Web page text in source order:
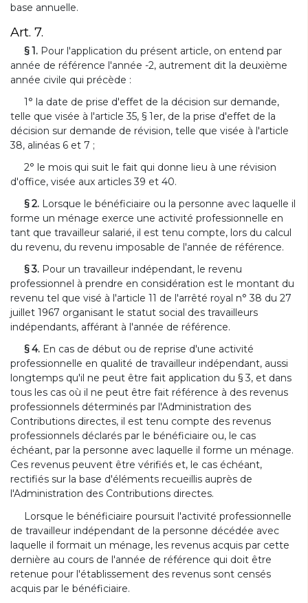
base annuelle.
Art. 7.
§ 1. Pour l'application du présent article, on entend par
année de référence l'année -2, autrement dit la deuxième
année civile qui précède :
1° la date de prise d'effet de la décision sur demande,
telle que visée à l'article 35, § 1er, de la prise d'effet de la
décision sur demande de révision, telle que visée à l'article
38, alinéas 6 et 7 ;
2° le mois qui suit le fait qui donne lieu à une révision
d'office, visée aux articles 39 et 40.
§ 2. Lorsque le bénéficiaire ou la personne avec laquelle il
forme un ménage exerce une activité professionnelle en
tant que travailleur salarié, il est tenu compte, lors du calcul
du revenu, du revenu imposable de l'année de référence.
§ 3. Pour un travailleur indépendant, le revenu
professionnel à prendre en considération est le montant du
revenu tel que visé à l'article 11 de l'arrêté royal n° 38 du 27
juillet 1967 organisant le statut social des travailleurs
indépendants, afférant à l'année de référence.
§ 4. En cas de début ou de reprise d'une activité
professionnelle en qualité de travailleur indépendant, aussi
longtemps qu'il ne peut être fait application du § 3, et dans
tous les cas où il ne peut être fait référence à des revenus
professionnels déterminés par l'Administration des
Contributions directes, il est tenu compte des revenus
professionnels déclarés par le bénéficiaire ou, le cas
échéant, par la personne avec laquelle il forme un ménage.
Ces revenus peuvent être vérifiés et, le cas échéant,
rectifiés sur la base d'éléments recueillis auprès de
l'Administration des Contributions directes.
Lorsque le bénéficiaire poursuit l'activité professionnelle
de travailleur indépendant de la personne décédée avec
laquelle il formait un ménage, les revenus acquis par cette
dernière au cours de l'année de référence qui doit être
retenue pour l'établissement des revenus sont censés
acquis par le bénéficiaire.